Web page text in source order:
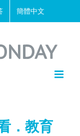
簡體中文
．教育